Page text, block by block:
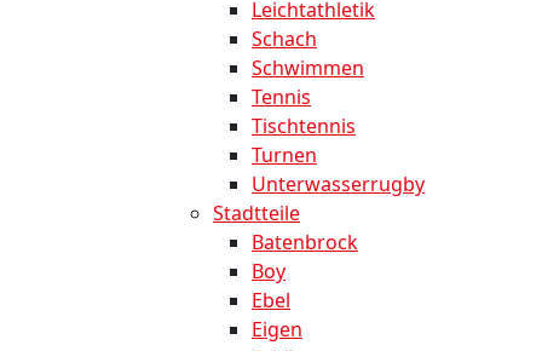
Leichtathletik
Schach
Schwimmen
Tennis
Tischtennis
Turnen
Unterwasserrugby
Stadtteile
Batenbrock
Boy
Ebel
Eigen